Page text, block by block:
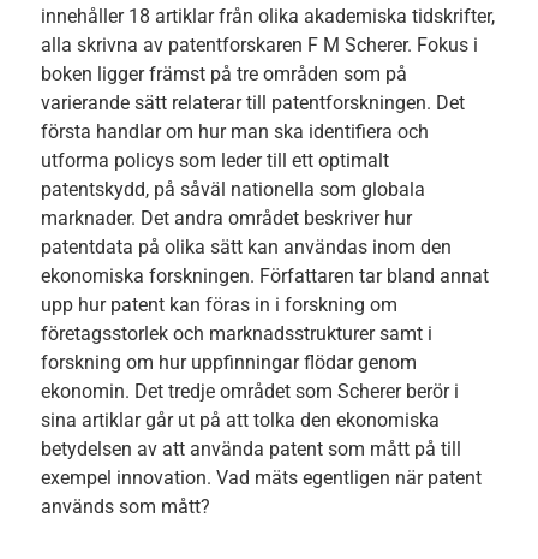
innehåller 18 artiklar från olika akademiska tidskrifter,
alla skrivna av patentforskaren F M Scherer. Fokus i
boken ligger främst på tre områden som på
varierande sätt relaterar till patentforskningen. Det
första handlar om hur man ska identifiera och
utforma policys som leder till ett optimalt
patentskydd, på såväl nationella som globala
marknader. Det andra området beskriver hur
patentdata på olika sätt kan användas inom den
ekonomiska forskningen. Författaren tar bland annat
upp hur patent kan föras in i forskning om
företagsstorlek och marknadsstrukturer samt i
forskning om hur uppfinningar flödar genom
ekonomin. Det tredje området som Scherer berör i
sina artiklar går ut på att tolka den ekonomiska
betydelsen av att använda patent som mått på till
exempel innovation. Vad mäts egentligen när patent
används som mått?